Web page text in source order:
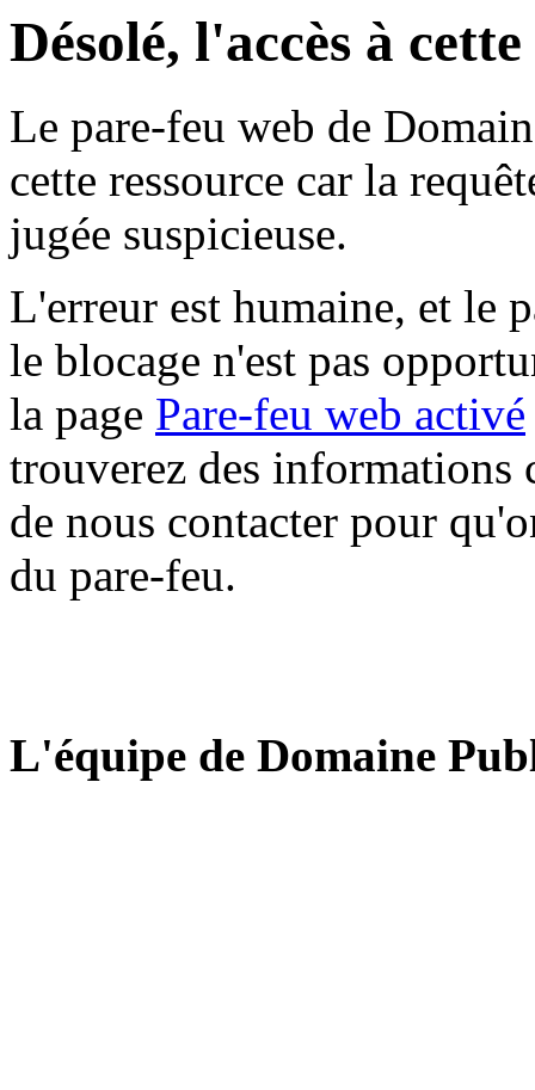
Désolé, l'accès à
Le pare-feu web de
cette ressource car la
jugée suspicieuse.
L'erreur est humaine, et le
le blocage n'est pas
la page Pare-feu web activé
trouverez des informations
de nous contacter pour
du pare-feu.
L'équipe de Domaine